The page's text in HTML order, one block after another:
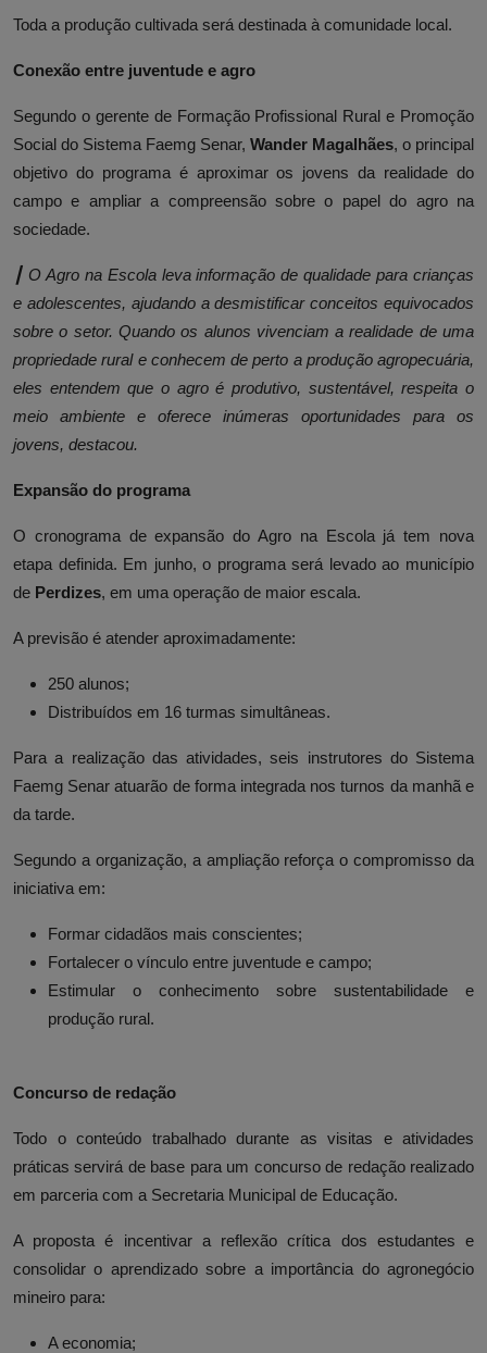
Toda a produção cultivada será destinada à comunidade local.
Conexão entre juventude e agro
Segundo o gerente de Formação Profissional Rural e Promoção
Social do Sistema Faemg Senar, Wander Magalhães, o principal
objetivo do programa é aproximar os jovens da realidade do
campo e ampliar a compreensão sobre o papel do agro na
sociedade.
┃ O Agro na Escola leva informação de qualidade para crianças
e adolescentes, ajudando a desmistificar conceitos equivocados
sobre o setor. Quando os alunos vivenciam a realidade de uma
propriedade rural e conhecem de perto a produção agropecuária,
eles entendem que o agro é produtivo, sustentável, respeita o
meio ambiente e oferece inúmeras oportunidades para os
jovens, destacou.
Expansão do programa
O cronograma de expansão do Agro na Escola já tem nova
etapa definida. Em junho, o programa será levado ao município
de Perdizes, em uma operação de maior escala.
A previsão é atender aproximadamente:
250 alunos;
Distribuídos em 16 turmas simultâneas.
Para a realização das atividades, seis instrutores do Sistema
Faemg Senar atuarão de forma integrada nos turnos da manhã e
da tarde.
Segundo a organização, a ampliação reforça o compromisso da
iniciativa em:
Formar cidadãos mais conscientes;
Fortalecer o vínculo entre juventude e campo;
Estimular o conhecimento sobre sustentabilidade e
produção rural.
Concurso de redação
Todo o conteúdo trabalhado durante as visitas e atividades
práticas servirá de base para um concurso de redação realizado
em parceria com a Secretaria Municipal de Educação.
A proposta é incentivar a reflexão crítica dos estudantes e
consolidar o aprendizado sobre a importância do agronegócio
mineiro para:
A economia;